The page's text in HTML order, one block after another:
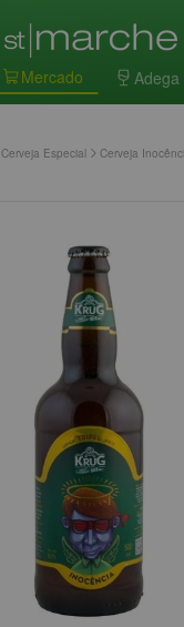
Mercado Adega
Cerveja Especial Cerveja